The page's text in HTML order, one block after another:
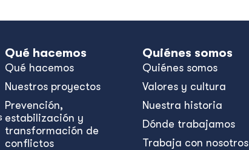
Qué hacemos
Qué hacemos
Nuestros proyectos
Prevención,
estabilización y
transformación de
conflictos
Quiénes somos
Quiénes somos
Valores y cultura
Nuestra historia
Dónde trabajamos
Trabaja con nosotros